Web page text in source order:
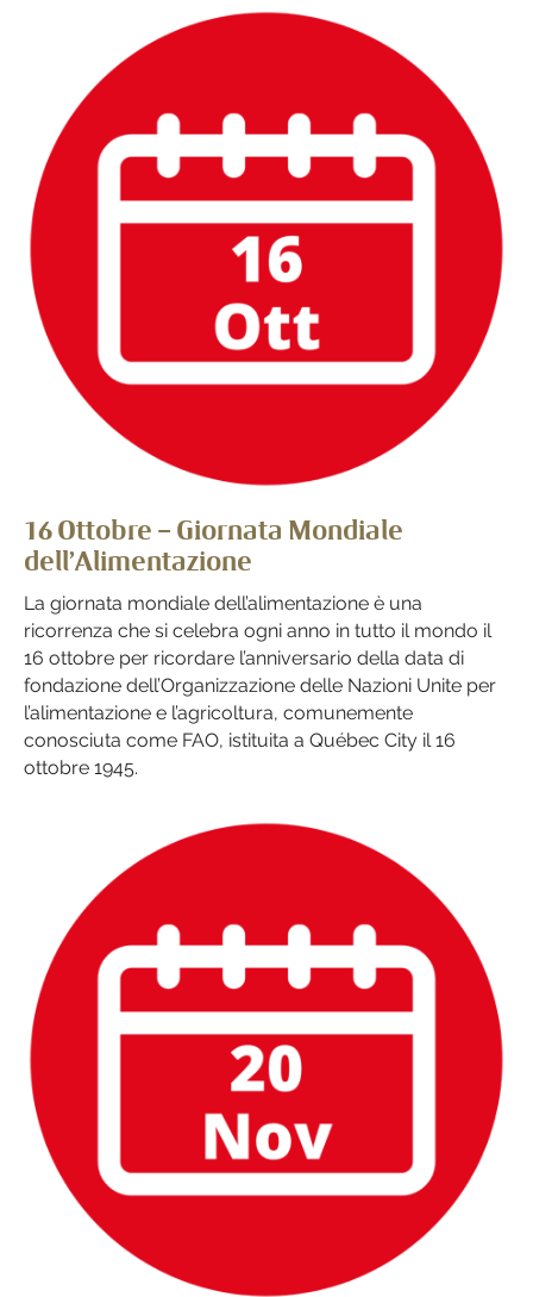
16 Ottobre – Giornata Mondiale
dell’Alimentazione
La giornata mondiale dell’alimentazione è una
ricorrenza che si celebra ogni anno in tutto il mondo il
16 ottobre per ricordare l’anniversario della data di
fondazione dell’Organizzazione delle Nazioni Unite per
l’alimentazione e l’agricoltura, comunemente
conosciuta come FAO, istituita a Québec City il 16
ottobre 1945.